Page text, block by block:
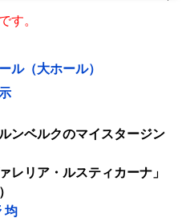
す。
ル（大ホール）
ンベルクのマイスタージン
レリア・ルスティカーナ」
均